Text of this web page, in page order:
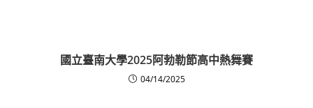
國立臺南大學2025阿勃勒節高中熱舞賽
04/14/2025